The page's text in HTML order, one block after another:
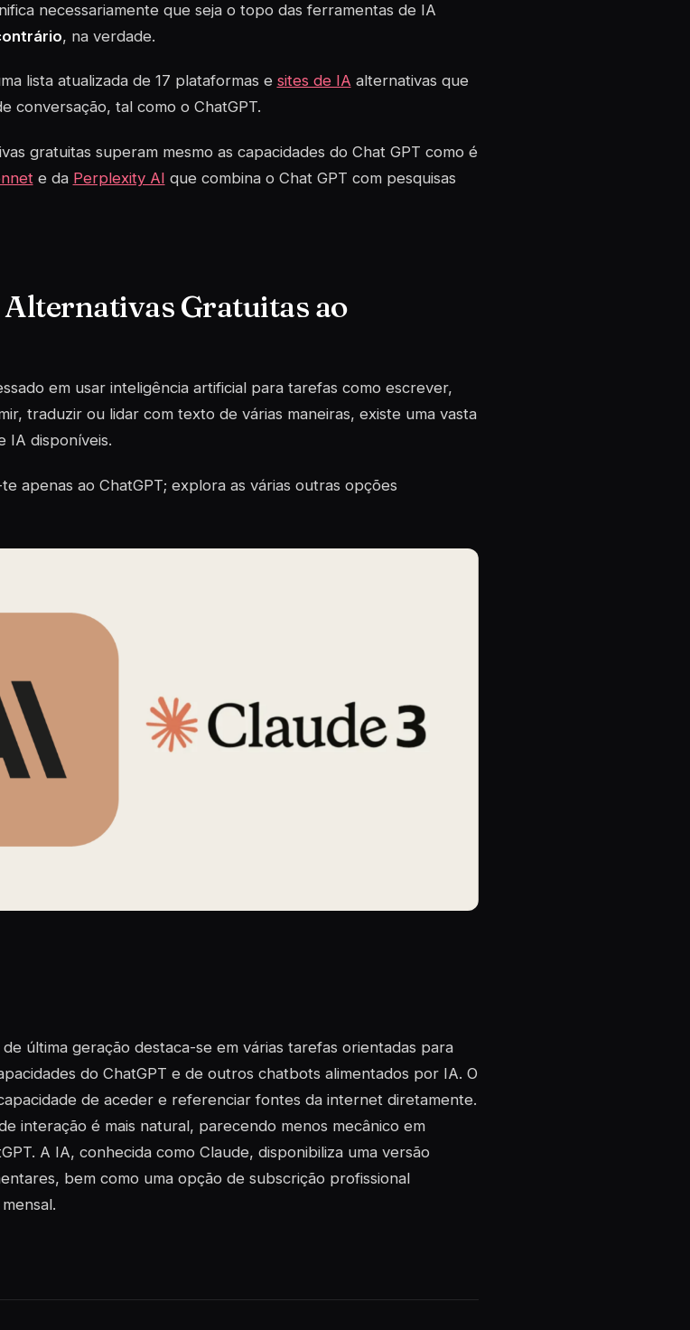
necessariamente que seja o topo das ferramentas de IA
, na verdade.
lista atualizada de 17 plataformas e sites de IA alternativas que
conversação, tal como o ChatGPT.
gratuitas superam mesmo as capacidades do Chat GPT como é
e da Perplexity AI que combina o Chat GPT com pesquisas
Gratuitas ao
em usar inteligência artificial para tarefas como escrever,
traduzir ou lidar com texto de várias maneiras, existe uma vasta
IA disponíveis.
apenas ao ChatGPT; explora as várias outras opções
última geração destaca-se em várias tarefas orientadas para
do ChatGPT e de outros chatbots alimentados por IA. O
de aceder e referenciar fontes da internet diretamente.
interação é mais natural, parecendo menos mecânico em
A IA, conhecida como Claude, disponibiliza uma versão
bem como uma opção de subscrição profissional